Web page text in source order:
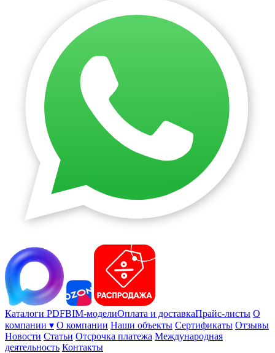
Каталоги PDFBIM-моделиОплата и доставкаПрайс-листы О
компании ▾ О компании Наши объекты Сертификаты Отзывы
Новости Статьи Отсрочка платежа Международная
деятельность Контакты